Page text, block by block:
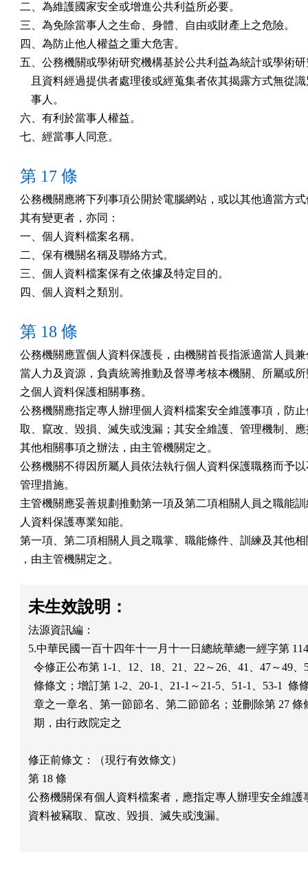
二、為維護國家安全或增進公共利益所必要。
三、為免除當事人之生命、身體、自由或財產上之危險。
四、為防止他人權益之重大危害。
五、公務機關或學術研究機構基於公共利益為統計或學術
且資料經過提供者處理後或經蒐集者依其揭露方式無從
    事人。
六、有利於當事人權益。
七、經當事人同意。
第 17 條
公務機關應將下列事項公開於電腦網站，或以其他適當方
其有變更者，亦同：
一、個人資料檔案名稱。
二、保有機關名稱及聯絡方式。
三、個人資料檔案保有之依據及特定目的。
四、個人資料之類別。
第 18 條
公務機關應置個人資料保護長，由機關首長指派適當人員
當人力及資源，負責統籌推動及督導考核本機關、所屬或
之個人資料保護相關事務。
公務機關應指定專人辦理個人資料檔案安全維護事項，防
取、竄改、毀損、滅失或洩漏；其安全維護、管理機制、
其他相關事項之辦法，由主管機關定之。
公務機關不得因所屬人員依法執行個人資料保護職務而予
管理措施。
主管機關應妥善規劃推動第一項及第二項相關人員之職能
人資料保護專業知能。
第一項、第二項相關人員之職掌、職能條件、訓練及其他
，由主管機關定之。
未生效說明：
法源資訊編：
5.中華民國一百十四年十一月十一日總統華總一經字第
令修正公布第 1-1、12、18、21、22～26、41、47～49
條條文；增訂第 1-2、20-1、21-1～21-5、51-1、53-1  條
章之一章名、第一節節名、第二節節名；並刪除第 27
  期，由行政院定之
修正前條文：（現行有效條文）
第 18 條
公務機關保有個人資料檔案者，應指定專人辦理安全維護
資料被竊取、竄改、毀損、滅失或洩漏。